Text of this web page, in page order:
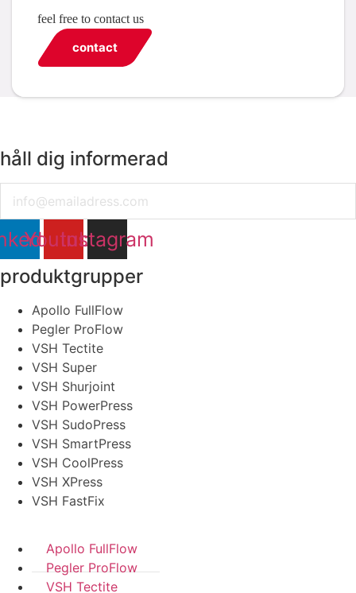
feel free to contact us
contact
håll dig informerad
Youtube
Instagram
produktgrupper
Apollo FullFlow
Pegler ProFlow
VSH Tectite
VSH Super
VSH Shurjoint
VSH PowerPress
VSH SudoPress
VSH SmartPress
VSH CoolPress
VSH XPress
VSH FastFix
Apollo FullFlow
Pegler ProFlow
VSH Tectite